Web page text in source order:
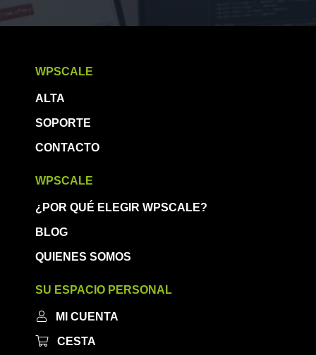
WPSCALE
ALTA
SOPORTE
CONTACTO
WPSCALE
¿POR QUÉ ELEGIR WPSCALE?
BLOG
QUIENES SOMOS
SU ESPACIO PERSONAL
MI CUENTA
CESTA